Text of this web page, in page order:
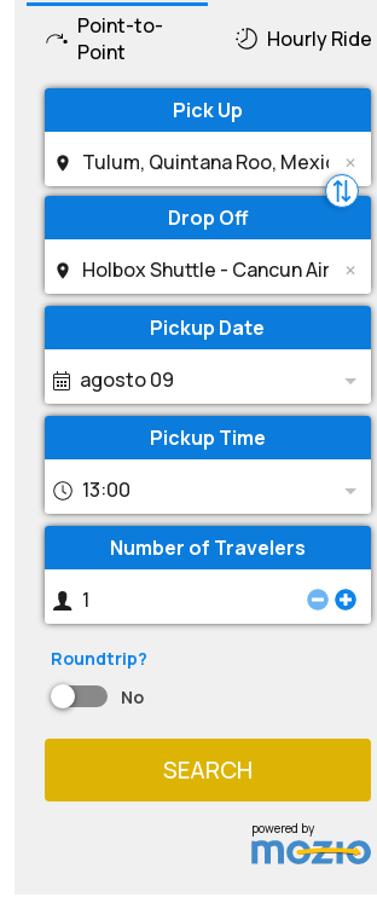
Point-to-
Point
Hourly Ride
Pick Up
Drop Off
Pickup Date
agosto 09
Pickup Time
13:00
Number of Travelers
Roundtrip?
No
SEARCH
powered by